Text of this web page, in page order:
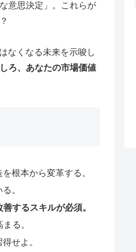
意思決定」。これらが
なくなる未来を示唆し
ろ、あなたの市場価値
根本から変革する。
。
するスキルが必須。
る。
せよ。